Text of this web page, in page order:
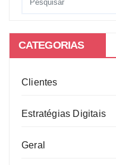
CATEGORIAS
Clientes
Estratégias Digitais
Geral